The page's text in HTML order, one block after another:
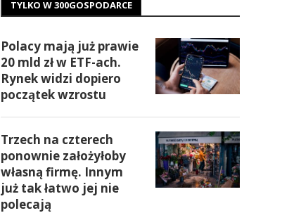
TYLKO W 300GOSPODARCE
Polacy mają już prawie
20 mld zł w ETF-ach.
Rynek widzi dopiero
początek wzrostu
Trzech na czterech
ponownie założyłoby
własną firmę. Innym
już tak łatwo jej nie
polecają